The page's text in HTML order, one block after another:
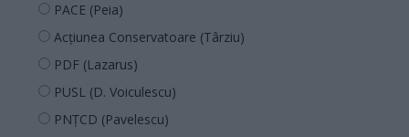
PACE (Peia)
Acțiunea Conservatoare (Târziu)
PDF (Lazarus)
PUSL (D. Voiculescu)
PNȚCD (Pavelescu)